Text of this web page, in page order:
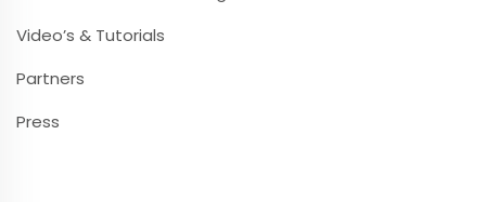
Video’s & Tutorials
Partners
Press